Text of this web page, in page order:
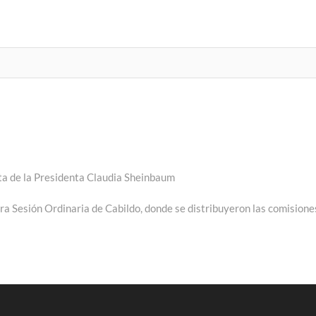
de la Presidenta Claudia Sheinbaum
Sesión Ordinaria de Cabildo, donde se distribuyeron las